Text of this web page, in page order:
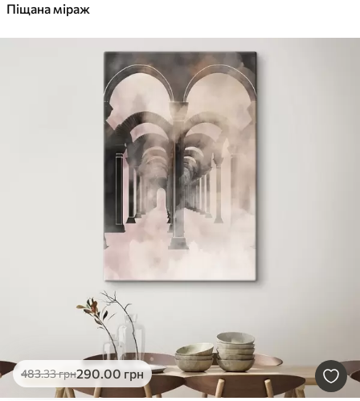
Піщана міраж
483.33грн290.00 грн